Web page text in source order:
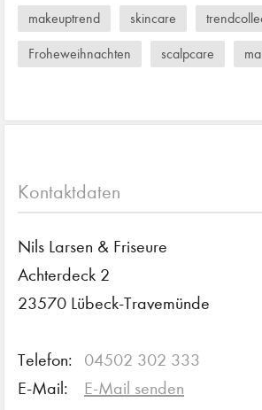
makeuptrend skincare
Froheweihnachten scalpcare
Kontaktdaten
Nils Larsen & Friseure
Achterdeck 2
23570 Lübeck-Travemünde
Telefon:
04502 302 333
E-Mail:
E-Mail senden